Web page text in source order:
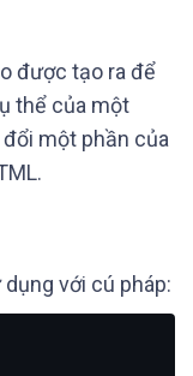
được tạo ra để
thể của một
một phần của
với cú pháp: